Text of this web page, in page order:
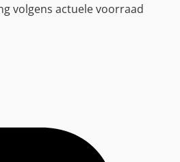
volgens actuele voorraad